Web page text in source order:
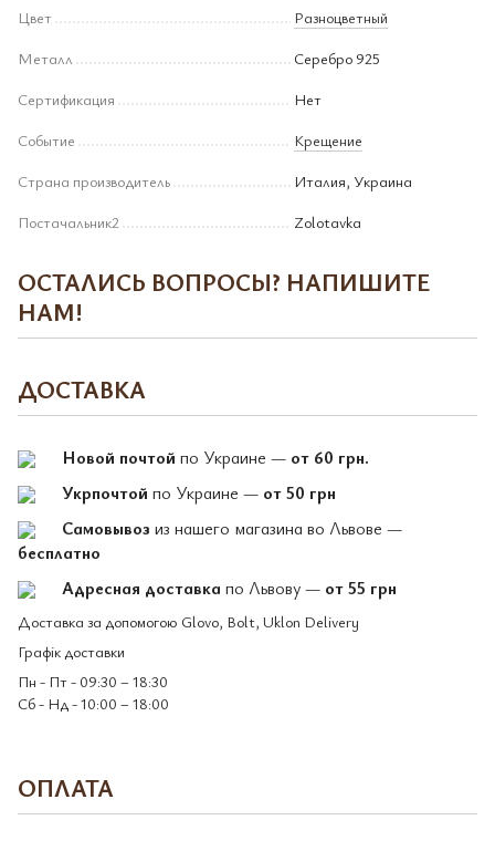
Цвет
Разноцветный
Металл
Серебро 925
Сертификация
Нет
Событие
Крещение
Страна производитель
Италия, Украина
Постачальник2
Zolotavka
ОСТАЛИСЬ ВОПРОСЫ? НАПИШИТЕ
НАМ!
ДОСТАВКА
Новой почтой по Украине — от 60 грн.
Укрпочтой по Украине — от 50 грн
Самовывоз из нашего магазина во Львове —
бесплатно
Адресная доставка по Львову — от 55 грн
Доставка за допомогою Glovo, Bolt, Uklon Delivery
Графік доставки
Пн - Пт - 09:30 – 18:30
Сб - Нд - 10:00 – 18:00
ОПЛАТА